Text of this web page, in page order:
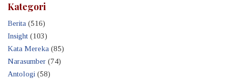
Kategori
Berita (516)
Insight (103)
Kata Mereka (85)
Narasumber (74)
Antologi (58)